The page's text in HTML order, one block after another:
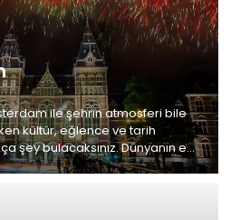
kültür, eğlence ve tarih
şey bulacaksınız. Dünyanın en
olarak adlandırılır.